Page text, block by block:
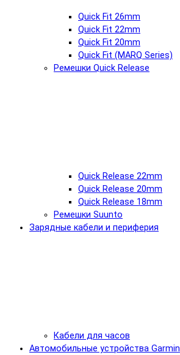
Quick Fit 26mm
Quick Fit 22mm
Quick Fit 20mm
Quick Fit (MARQ Series)
Ремешки Quick Release
Quick Release 22mm
Quick Release 20mm
Quick Release 18mm
Ремешки Suunto
Зарядные кабели и периферия
Кабели для часов
Автомобильные устройства Garmin